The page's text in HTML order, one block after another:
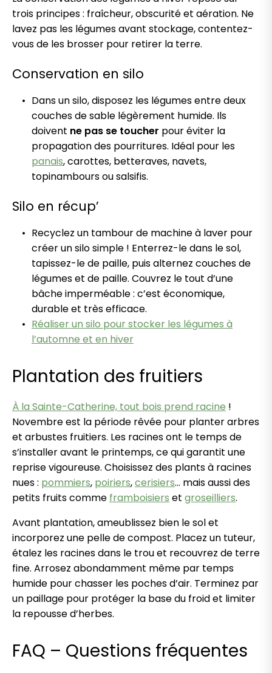
trois principes : fraîcheur, obscurité et aération. Ne
lavez pas les légumes avant stockage, contentez-
vous de les brosser pour retirer la terre.
Conservation en silo
Dans un silo, disposez les légumes entre deux
couches de sable légèrement humide. Ils
doivent ne pas se toucher pour éviter la
propagation des pourritures. Idéal pour les
panais, carottes, betteraves, navets,
topinambours ou salsifis.
Silo en récup’
Recyclez un tambour de machine à laver pour
créer un silo simple ! Enterrez-le dans le sol,
tapissez-le de paille, puis alternez couches de
légumes et de paille. Couvrez le tout d’une
bâche imperméable : c’est économique,
durable et très efficace.
Réaliser un silo pour stocker les légumes à
l’automne et en hiver
Plantation des fruitiers
À la Sainte-Catherine, tout bois prend racine !
Novembre est la période rêvée pour planter arbres
et arbustes fruitiers. Les racines ont le temps de
s’installer avant le printemps, ce qui garantit une
reprise vigoureuse. Choisissez des plants à racines
nues : pommiers, poiriers,cerisiers… mais aussi des
petits fruits comme framboisiers et groseilliers.
Avant plantation, ameublissez bien le sol et
incorporez une pelle de compost. Placez un tuteur,
étalez les racines dans le trou et recouvrez de terre
fine. Arrosez abondamment même par temps
humide pour chasser les poches d’air. Terminez par
un paillage pour protéger la base du froid et limiter
la repousse d’herbes.
FAQ – Questions fréquentes